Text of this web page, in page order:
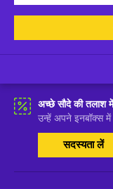
अच्छे सौदे की तलाश
उन्हें अपने इनबॉक्स में
सदस्यता लें